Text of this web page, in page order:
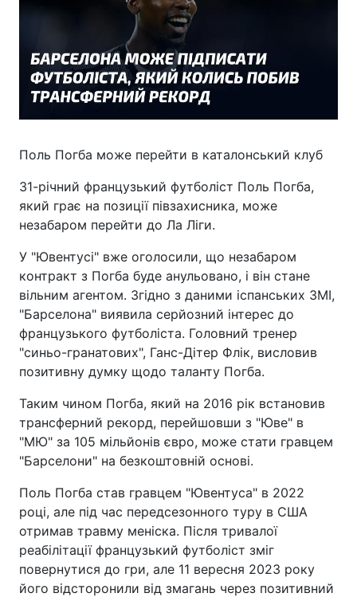
Поль Погба може перейти в каталонський клуб
31-річний французький футболіст Поль Погба,
який грає на позиції півзахисника, може
незабаром перейти до Ла Ліги.
У "Ювентусі" вже оголосили, що незабаром
контракт з Погба буде анульовано, і він стане
вільним агентом. Згідно з даними іспанських ЗМІ,
"Барселона" виявила серйозний інтерес до
французького футболіста. Головний тренер
"синьо-гранатових", Ганс-Дітер Флік, висловив
позитивну думку щодо таланту Погба.
Таким чином Погба, який на 2016 рік встановив
трансферний рекорд, перейшовши з "Юве" в
"МЮ" за 105 мільйонів євро, може стати гравцем
"Барселони" на безкоштовній основі.
Поль Погба став гравцем "Ювентуса" в 2022
році, але під час передсезонного туру в США
отримав травму меніска. Після тривалої
реабілітації французький футболіст зміг
повернутися до гри, але 11 вересня 2023 року
його відсторонили від змагань через позитивний